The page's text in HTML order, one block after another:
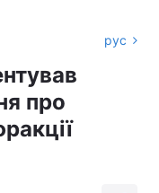
рус
про